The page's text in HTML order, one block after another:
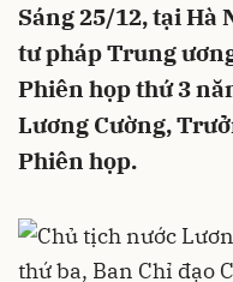
Sáng 25/12, tại Hà
tư pháp Trung
Phiên họp thứ 3
Lương Cường,
Phiên họp.